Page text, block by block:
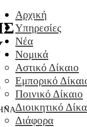
Αρχική
Υπηρεσίες
Νέα
Νομικά
Αστικό Δίκαιο
Εμπορικό
Ποινικό Δίκαιο
Διοικητικό
Διάφορα